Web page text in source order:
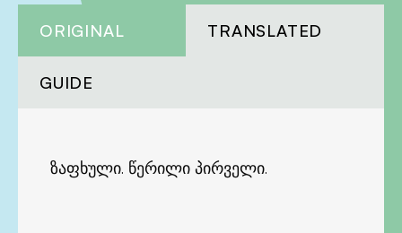
ORIGINAL TRANSLATED
GUIDE
ზაფხული. წერილი პირველი.